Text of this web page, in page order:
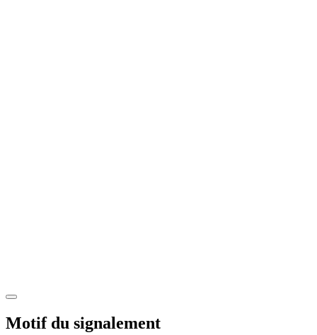
Motif du signalement